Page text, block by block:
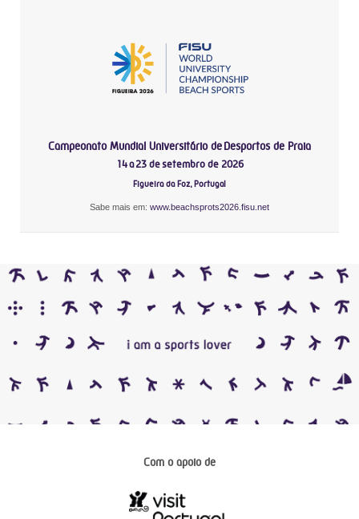
Campeonato Mundial Universitário de Desportos de Praia
14 a 23 de setembro de 2026
Figueira da Foz, Portugal
Sabe mais em: www.beachsprots2026.fisu.net
Com o apoio de